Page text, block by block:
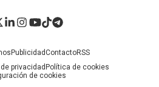
PublicidadContactoRSS
privacidad Política de cookies
de cookies
Twitter
LinkedIn
Instagram
YouTube
TikTok
Telegram